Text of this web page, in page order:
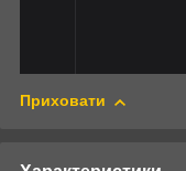
Приховати